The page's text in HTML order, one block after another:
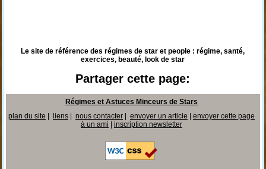
Le site de référence des régimes de star et people : régime, santé,
exercices, beauté, look de star
Partager cette page:
Régimes et Astuces Minceurs de Stars
plan du site
liens| nous contacter| envoyer un article
envoyer cette page
à un ami
inscription newsletter